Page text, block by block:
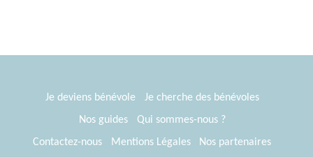
Je deviens bénévole
Je cherche des bénévoles
Nos guides
Qui sommes-nous ?
Contactez-nous
Mentions Légales Nos partenaires